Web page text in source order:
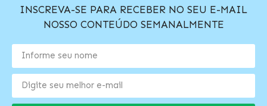
INSCREVA-SE PARA RECEBER NO SEU E-MAIL
NOSSO CONTEÚDO SEMANALMENTE